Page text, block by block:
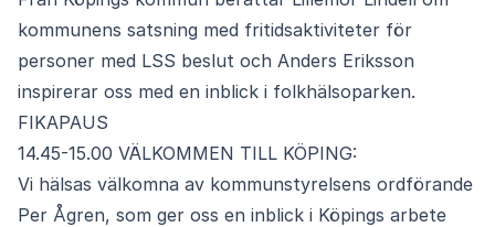
kommunens satsning med fritidsaktiviteter för
personer med LSS beslut och Anders Eriksson
inspirerar oss med en inblick i folkhälsoparken.
FIKAPAUS
14.45-15.00 VÄLKOMMEN TILL KÖPING:
Vi hälsas välkomna av kommunstyrelsens ordförande
Per Ågren, som ger oss en inblick i Köpings arbete